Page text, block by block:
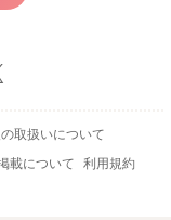
取扱いについて
載について
利用規約